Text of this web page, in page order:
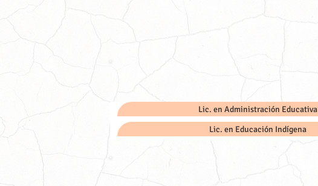
Lic. en Administración Educativa
Lic. en Educación Indígena